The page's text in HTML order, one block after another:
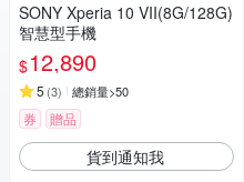
SONY Xperia 10 VII(8G/128G)
智慧型手機
$12,890
5 (3) 總銷量>50
券 贈品
貨到通知我